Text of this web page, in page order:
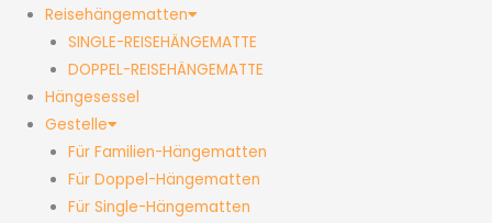
Reisehängematten
SINGLE-REISEHÄNGEMATTE
DOPPEL-REISEHÄNGEMATTE
Hängesessel
Gestelle
Für Familien-Hängematten
Für Doppel-Hängematten
Für Single-Hängematten